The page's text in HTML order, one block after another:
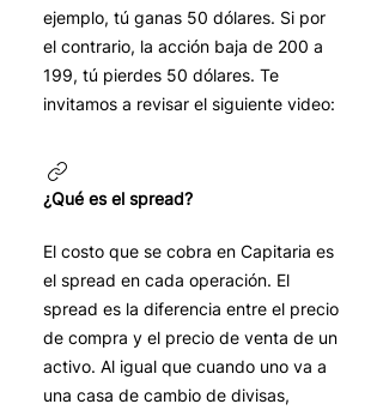
ejemplo, tú ganas 50 dólares. Si por
el contrario, la acción baja de 200 a
199, tú pierdes 50 dólares. Te
invitamos a revisar el siguiente video:
¿Qué es el spread?
El costo que se cobra en Capitaria es
el spread en cada operación. El
spread es la diferencia entre el precio
de compra y el precio de venta de un
activo. Al igual que cuando uno va a
una casa de cambio de divisas,